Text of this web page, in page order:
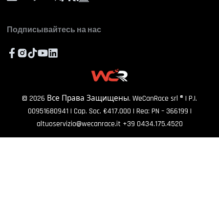
Подписывайтесь на нас
© 2026 Все Права Защищены. WeCanRace srl ® | P.I.
00951680941 | Cap. Soc. €417.000 | Rea: PN – 366199 |
altuoservizio@wecanrace.it +39 0434.175.4520